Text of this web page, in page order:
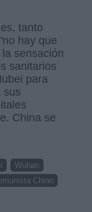
tanto
hay que
sensación
sanitarios
para
sus
China se
Wuhan
Chino